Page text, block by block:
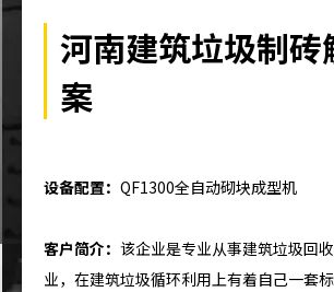
河南建筑垃圾制砖
案
设备配置： QF1300全自动砌块成型机
客户简介： 该企业是专业从事建筑垃圾回
业，在建筑垃圾循环利用上有着自己一套标